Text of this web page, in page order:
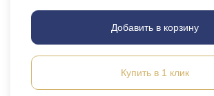
Добавить в корзину
Купить в 1 клик